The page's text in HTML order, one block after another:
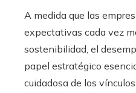
A medida que las
expectativas cada vez
sostenibilidad, el
papel estratégico
cuidadosa de los